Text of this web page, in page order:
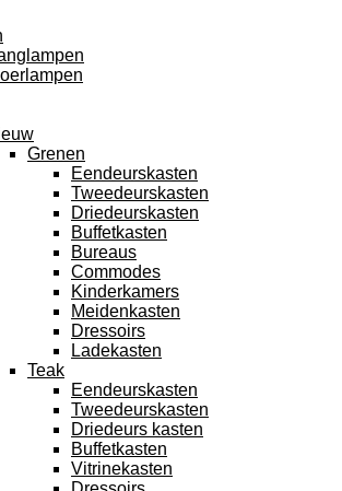
Grenen
Eendeurskasten
Tweedeurskasten
Driedeurskasten
Buffetkasten
Bureaus
Commodes
Kinderkamers
Meidenkasten
Dressoirs
Ladekasten
Teak
Eendeurskasten
Tweedeurskasten
Driedeurs kasten
Buffetkasten
Vitrinekasten